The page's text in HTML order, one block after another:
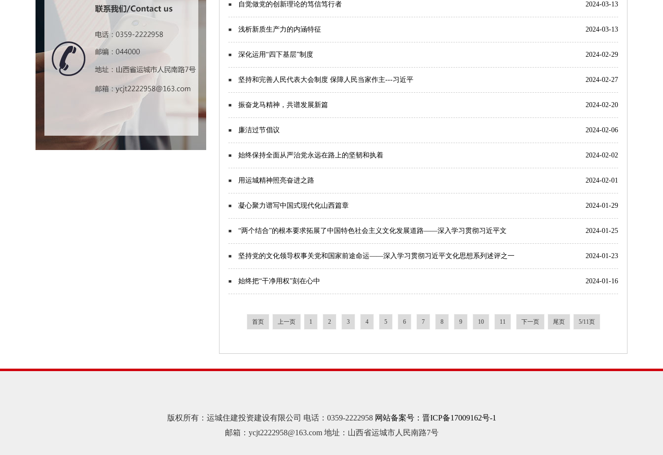
1 2 3 4 5 6
自觉做党的创新理论的笃信笃行者 2024-03-13
浅析新质生产力的内涵特征 2024-03-13
深化运用“四下基层”制度 2024-02-29
坚持和完善人民代表大会制度 保障人民当家作主---习近平 2024-02-27
振奋龙马精神，共谱发展新篇 2024-02-20
廉洁过节倡议 2024-02-06
始终保持全面从严治党永远在路上的坚韧和执着 2024-02-02
用运城精神照亮奋进之路 2024-02-01
凝心聚力谱写中国式现代化山西篇章 2024-01-29
“两个结合”的根本要求拓展了中国特色社会主义文化发展道路——深入学习贯彻习近平文 2024-01-25
坚持党的文化领导权事关党和国家前途命运——深入学习贯彻习近平文化思想系列述评之一 2024-01-23
始终把“干净用权”刻在心中 2024-01-16
首页 上一页 1 2 3 4 5 6 7 8 9 10 11 下一页 尾页 5/11页
版权所有：运城住建投资建设有限公司 电话：0359-2222958 网站备案号：晋ICP备17009162号-1
邮箱：ycjt2222958@163.com 地址：山西省运城市人民南路7号